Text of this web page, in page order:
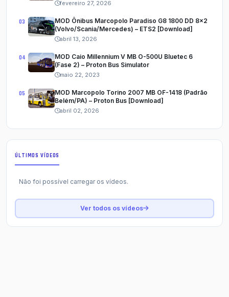
fevereiro 27, 2026
MOD Ônibus Marcopolo Paradiso G8 1800 DD 8x2
(Volvo/Scania/Mercedes) – ETS2 [Download]
abril 13, 2026
MOD Caio Millennium V MB O-500U Bluetec 6
(Fase 2) – Proton Bus Simulator
maio 22, 2023
MOD Marcopolo Torino 2007 MB OF-1418 (Padrão
Belém/PA) – Proton Bus [Download]
abril 02, 2026
ÚLTIMOS VÍDEOS
Não foi possível carregar os vídeos.
Ver todos os vídeos